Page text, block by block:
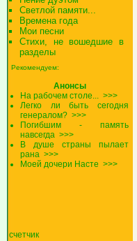
Светлой памяти...
Времена года
Мои песни
Стихи, не вошедшие в
разделы
Рекомендуем:
Анонсы
На рабочем столе... >>>
Легко ли быть сегодня
генералом? >>>
Погибшим - память
навсегда >>>
В душе страны пылает
рана >>>
Моей дочери Насте >>>
счетчик